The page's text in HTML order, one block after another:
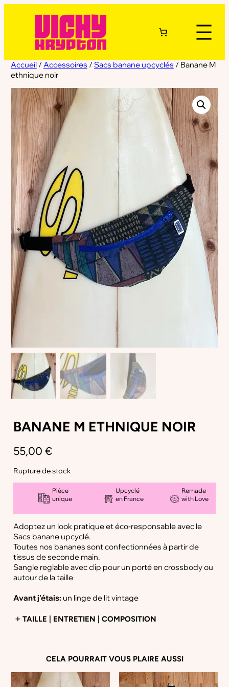
Accueil/Accessoires /Sacs banane upcyclés / Banane M
ethnique noir
BANANE M ETHNIQUE NOIR
55,00 €
Rupture de stock
Pièce
unique
Upcyclé
en France
Remade
with Love
Adoptez un look pratique et éco-responsable avec le
Sacs banane upcyclé.
Toutes nos bananes sont confectionnées à partir de
tissus de seconde main.
Sangle reglable avec clip pour un porté en crossbody ou
autour de la taille
Avant j’étais: un linge de lit vintage
TAILLE | ENTRETIEN | COMPOSITION
CELA POURRAIT VOUS PLAIRE AUSSI